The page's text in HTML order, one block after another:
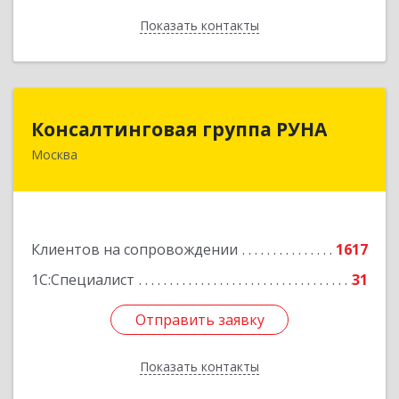
Показать контакты
Назад
Консалтинговая группа РУНА
Москва
Клиентов на сопровождении
1617
1С:Специалист
31
Отправить заявку
Показать контакты
117218, Москва г, Кржижановского ул, дом №
Отправить заявку
Назад